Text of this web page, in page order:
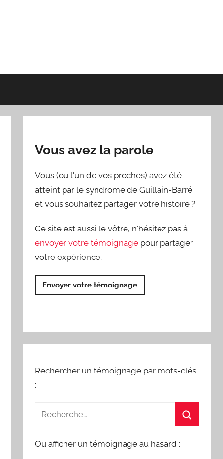
Vous avez la parole
Vous (ou l'un de vos proches) avez été
atteint par le syndrome de Guillain-Barré
et vous souhaitez partager votre histoire ?
Ce site est aussi le vôtre, n'hésitez pas à
envoyer votre témoignage pour partager
votre expérience.
Envoyer votre témoignage
Rechercher un témoignage par mots-clés
:
Ou afficher un témoignage au hasard :